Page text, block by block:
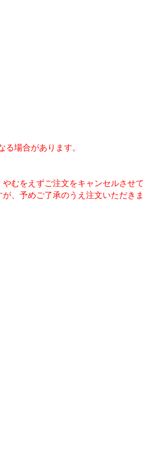
場合があります。
むをえずご注文をキャンセルさせて
、予めご了承のうえ注文いただきま